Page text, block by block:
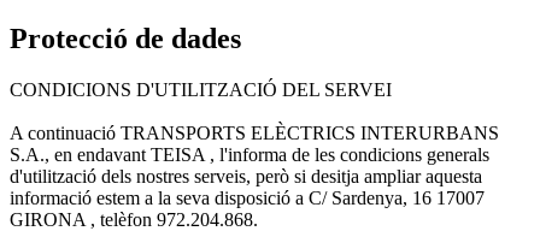
Protecció de dades
CONDICIONS D'UTILITZACIÓ DEL SERVEI
A continuació TRANSPORTS ELÈCTRICS INTERURBANS
S.A., en endavant TEISA , l'informa de les condicions generals
d'utilització dels nostres serveis, però si desitja ampliar aquesta
informació estem a la seva disposició a C/ Sardenya, 16 17007
GIRONA , telèfon 972.204.868.